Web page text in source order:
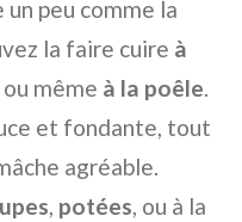
peu comme la
la faire cuire à
ou même à la poêle.
et fondante, tout
agréable.
, potées, ou à la